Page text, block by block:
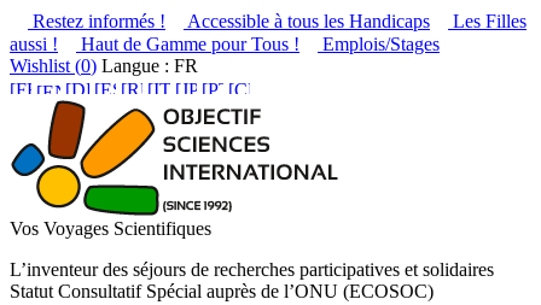
Restez informés ! Accessible à tous les Handicaps
Les Filles
aussi !
Haut de Gamme pour Tous !
Emplois/Stages
Wishlist (0) Langue : FR
Vos Voyages Scientifiques
L’inventeur des séjours de recherches participatives et solidaires
Statut Consultatif Spécial auprès de l’ONU (ECOSOC)